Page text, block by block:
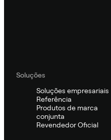
Soluções
Soluções empresariais
Referência
Produtos de marca
conjunta
Revendedor Oficial